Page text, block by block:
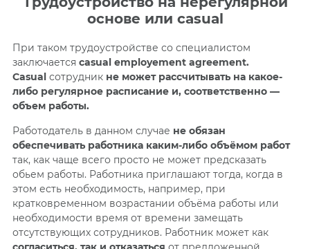
основе или casual
При таком трудоустройстве со специалистом
заключается casual employement agreement.
Casualсотрудник не может рассчитывать на какое-
либо регулярное расписание и, соответственно —
объем работы.
Работодатель в данном случае не обязан
обеспечивать работника каким-либо объёмом работ
так, как чаще всего просто не может предсказать
обьем работы. Работника приглашают тогда, когда в
этом есть необходимость, например, при
кратковременном возрастании объёма работы или
необходимости время от времени замещать
отсутствующих сотрудников. Работник может как